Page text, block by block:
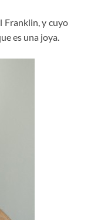
Franklin, y cuyo
es una joya.